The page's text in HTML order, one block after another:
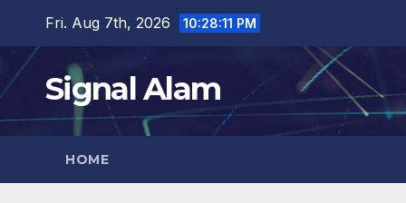
content
Fri. Aug 7th, 2026 10:28:12 PM
Signal Alam
HOME